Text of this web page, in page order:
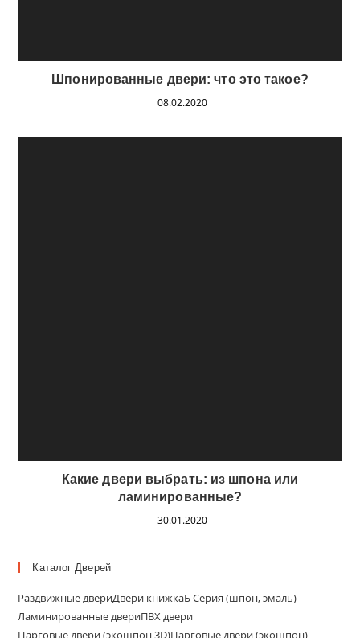
Шпонированные двери: что это такое?
08.02.2020
Какие двери выбрать: из шпона или
ламинированные?
30.01.2020
Каталог Дверей
Раздвижные двериДвери книжкаБ Серия (шпон, эмаль)
Ламинированные двериПВХ двери
Царговые двери (экошпон 3D)Царговые двери (экошпон)